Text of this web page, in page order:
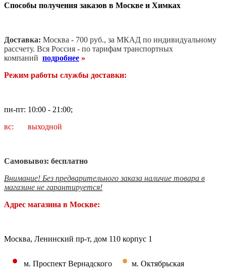
Способы получения заказов в Москве и Химках
Доставка: Москва - 700 руб., за МКАД по индивидуальному
рассчету. Вся Россия - по тарифам транспортных
компаний подробнее »
Режим работы службы доставки:
пн-пт: 10:00 - 21:00;
вс: выходной
Самовывоз: бесплатно
Внимание! Без предварительного заказа наличие товара в
магазине не гарантируется!
Адрес магазина в Москве:
Москва, Ленинский пр-т, дом 110 корпус 1
• м. Проспект Вернадского • м. Октябрьская